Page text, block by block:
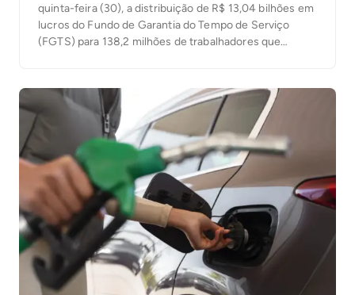
quinta-feira (30), a distribuição de R$ 13,04 bilhões em
lucros do Fundo de Garantia do Tempo de Serviço
(FGTS) para 138,2 milhões de trabalhadores que
registrado pelo FGTS no […]